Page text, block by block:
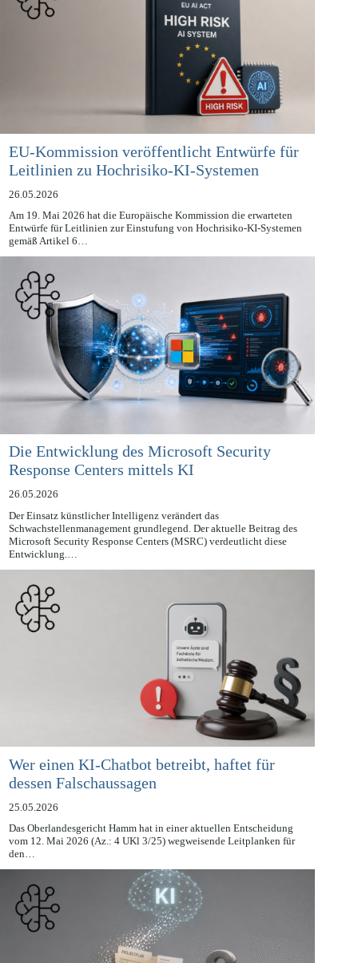
EU-Kommission veröffentlicht Entwürfe für
Leitlinien zu Hochrisiko-KI-Systemen
26.05.2026
Am 19. Mai 2026 hat die Europäische Kommission die erwarteten
Entwürfe für Leitlinien zur Einstufung von Hochrisiko-KI-Systemen
gemäß Artikel 6…
Die Entwicklung des Microsoft Security
Response Centers mittels KI
26.05.2026
Der Einsatz künstlicher Intelligenz verändert das
Schwachstellenmanagement grundlegend. Der aktuelle Beitrag des
Microsoft Security Response Centers (MSRC) verdeutlicht diese
Entwicklung.…
Wer einen KI-Chatbot betreibt, haftet für
dessen Falschaussagen
25.05.2026
Das Oberlandesgericht Hamm hat in einer aktuellen Entscheidung
vom 12. Mai 2026 (Az.: 4 UKl 3/25) wegweisende Leitplanken für
den…